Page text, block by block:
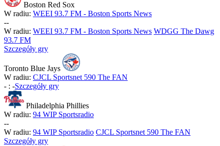
Boston Red Sox
W radiu: WEEI 93.7 FM - Boston Sports News
--
W radiu: WEEI 93.7 FM - Boston Sports News WDGG The Dawg
93.7 FM
Szczegóły gry
Toronto Blue Jays
W radiu: CJCL Sportsnet 590 The FAN
- : -Szczegóły gry
Philadelphia Phillies
W radiu: 94 WIP Sportsradio
--
W radiu: 94 WIP Sportsradio CJCL Sportsnet 590 The FAN
Szczegóły gry